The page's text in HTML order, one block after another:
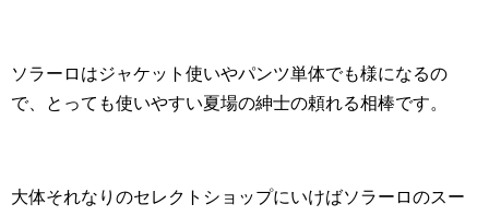
ソラーロはジャケット使いやパンツ単体でも様になるの
で、とっても使いやすい夏場の紳士の頼れる相棒です。
大体それなりのセレクトショップにいけばソラーロのスー